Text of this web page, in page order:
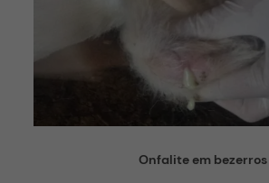
Onfalite em bezerros